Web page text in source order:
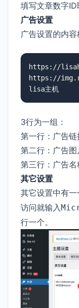
填写文章数字ID
广告设置
广告设置的内容
https://
https://
lisa主机
3行为一组：
第一行：广告链
第二行：广告图
第三行：广告名
其它设置
其它设置中有一
访问就输入
行一个。